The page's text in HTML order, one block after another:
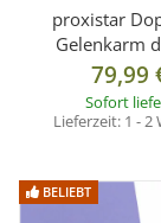
proxistar
Gelenkarm
79,99
Sofort
Lieferzeit: 1 - 2
BELIEBT